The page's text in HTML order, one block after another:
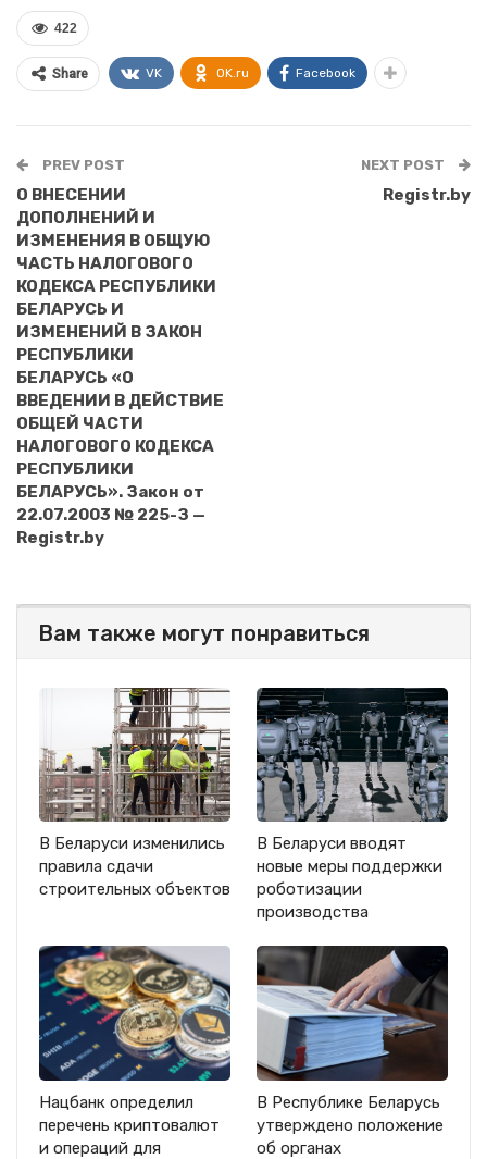
422
Share VK OK.ru Facebook
PREV POST
О ВНЕСЕНИИ
ДОПОЛНЕНИЙ И
ИЗМЕНЕНИЯ В ОБЩУЮ
ЧАСТЬ НАЛОГОВОГО
КОДЕКСА РЕСПУБЛИКИ
БЕЛАРУСЬ И
ИЗМЕНЕНИЙ В ЗАКОН
РЕСПУБЛИКИ
БЕЛАРУСЬ «О
ВВЕДЕНИИ В ДЕЙСТВИЕ
ОБЩЕЙ ЧАСТИ
НАЛОГОВОГО КОДЕКСА
РЕСПУБЛИКИ
БЕЛАРУСЬ». Закон от
22.07.2003 № 225-З —
Registr.by
NEXT POST
Registr.by
Вам также могут понравиться
В Беларуси изменились
правила сдачи
строительных объектов
В Беларуси вводят
новые меры поддержки
роботизации
производства
Нацбанк определил
перечень криптовалют
и операций для
В Республике Беларусь
утверждено положение
об органах